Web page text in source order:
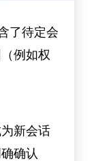
了待定会
例如权
新会话
确认